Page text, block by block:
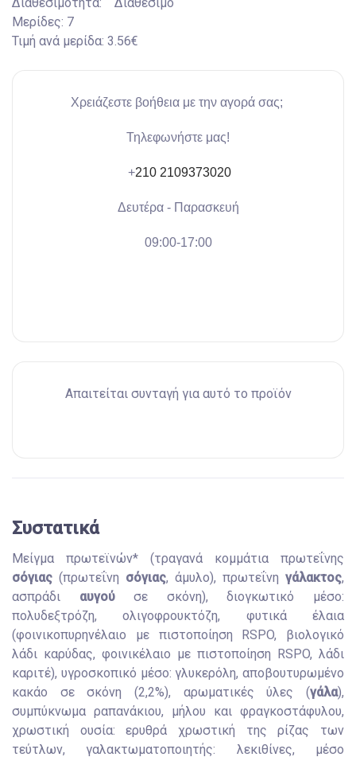
Διαθεσιμότητα:
Διαθέσιμο
Μερίδες: 7
Τιμή ανά μερίδα: 3.56€
Χρειάζεστε βοήθεια με την αγορά σας;
Τηλεφωνήστε μας!
+210 2109373020
Δευτέρα - Παρασκευή
09:00-17:00
Απαιτείται συνταγή για αυτό το προϊόν
Συστατικά
Μείγμα πρωτεϊνών* (τραγανά κομμάτια πρωτεΐνης
σόγιας (πρωτεΐνη σόγιας, άμυλο), πρωτεΐνη γάλακτος,
ασπράδι αυγούσε σκόνη), διογκωτικό μέσο:
πολυδεξτρόζη, ολιγοφρουκτόζη, φυτικά έλαια
(φοινικοπυρηνέλαιο με πιστοποίηση RSPO, βιολογικό
λάδι καρύδας, φοινικέλαιο με πιστοποίηση RSPO, λάδι
καριτέ), υγροσκοπικό μέσο: γλυκερόλη, αποβουτυρωμένο
κακάο σε σκόνη (2,2%), αρωματικές ύλες (γάλα),
συμπύκνωμα ραπανάκιου, μήλου και φραγκοστάφυλου,
χρωστική ουσία: ερυθρά χρωστική της ρίζας των
τεύτλων, γαλακτωματοποιητής: λεκιθίνες, μέσο